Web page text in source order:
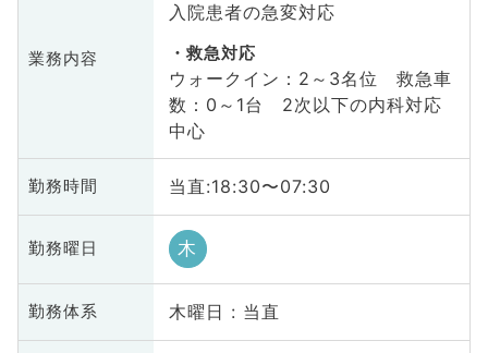
業務内容
入院患者の急変対応
救急対応
ウォークイン：2～3名位 救急車
数：0～1台 2次以下の内科対応
中心
勤務時間 当直:18:30〜07:30
勤務曜日 木
勤務体系 木曜日 : 当直